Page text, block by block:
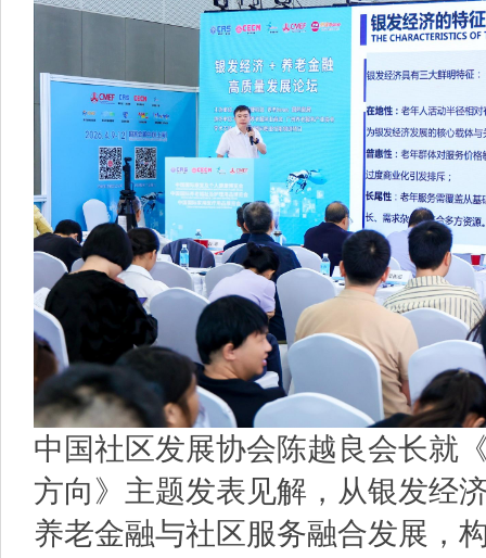
中国社区发展协会陈越良会长就
方向》主题发表见解，从银发经
养老金融与社区服务融合发展，